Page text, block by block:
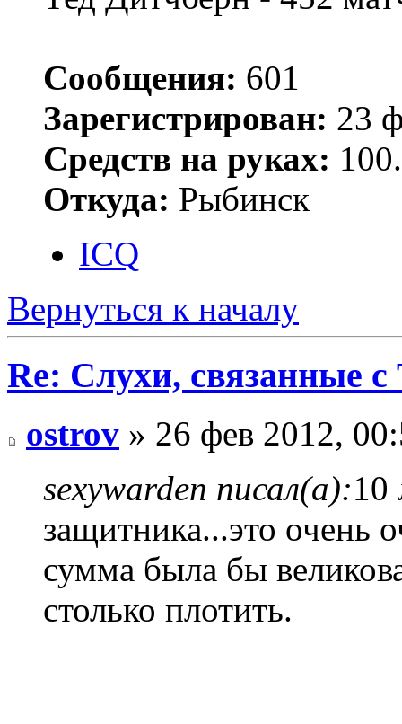
Сообщения: 601
Зарегистрирован: 23
Средств на руках:
Откуда: Рыбинск
ICQ
Вернуться к началу
Re: Слухи, связанные с
ostrov » 26 фев 2012,
sexywarden писал(а):10
защитника...это очень
сумма была бы
столько плотить.